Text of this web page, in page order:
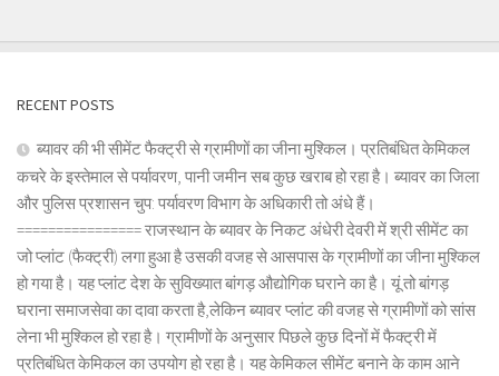
RECENT POSTS
ब्यावर की भी सीमेंट फैक्ट्री से ग्रामीणों का जीना मुश्किल। प्रतिबंधित केमिकल
कचरे के इस्तेमाल से पर्यावरण, पानी जमीन सब कुछ खराब हो रहा है। ब्यावर का जिला
और पुलिस प्रशासन चुप: पर्यावरण विभाग के अधिकारी तो अंधे हैं।
================ राजस्थान के ब्यावर के निकट अंधेरी देवरी में श्री सीमेंट का
जो प्लांट (फैक्ट्री) लगा हुआ है उसकी वजह से आसपास के ग्रामीणों का जीना मुश्किल
हो गया है। यह प्लांट देश के सुविख्यात बांगड़ औद्योगिक घराने का है। यूं तो बांगड़
घराना समाजसेवा का दावा करता है,लेकिन ब्यावर प्लांट की वजह से ग्रामीणों को सांस
लेना भी मुश्किल हो रहा है। ग्रामीणों के अनुसार पिछले कुछ दिनों में फैक्ट्री में
प्रतिबंधित केमिकल का उपयोग हो रहा है। यह केमिकल सीमेंट बनाने के काम आने